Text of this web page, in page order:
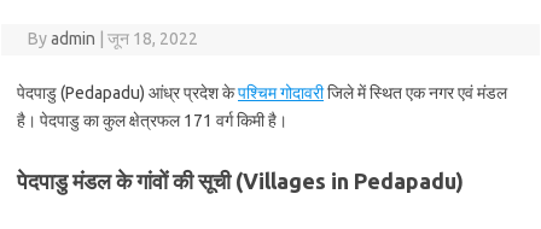
Byadmin जून 18, 2022
पेदपाडु (Pedapadu) आंध्र प्रदेश केपश्चिम गोदावरीजिले में स्थित एक नगर एवं मंडल
है। पेदपाडु का कुल क्षेत्रफल 171 वर्ग किमी है।
पेदपाडु मंडल के गांवों की सूची (Villages in Pedapadu)